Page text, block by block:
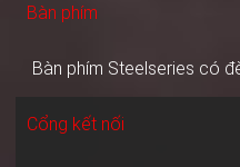
Bàn phím
Bàn phím Steelseries có
Cổng kết nối